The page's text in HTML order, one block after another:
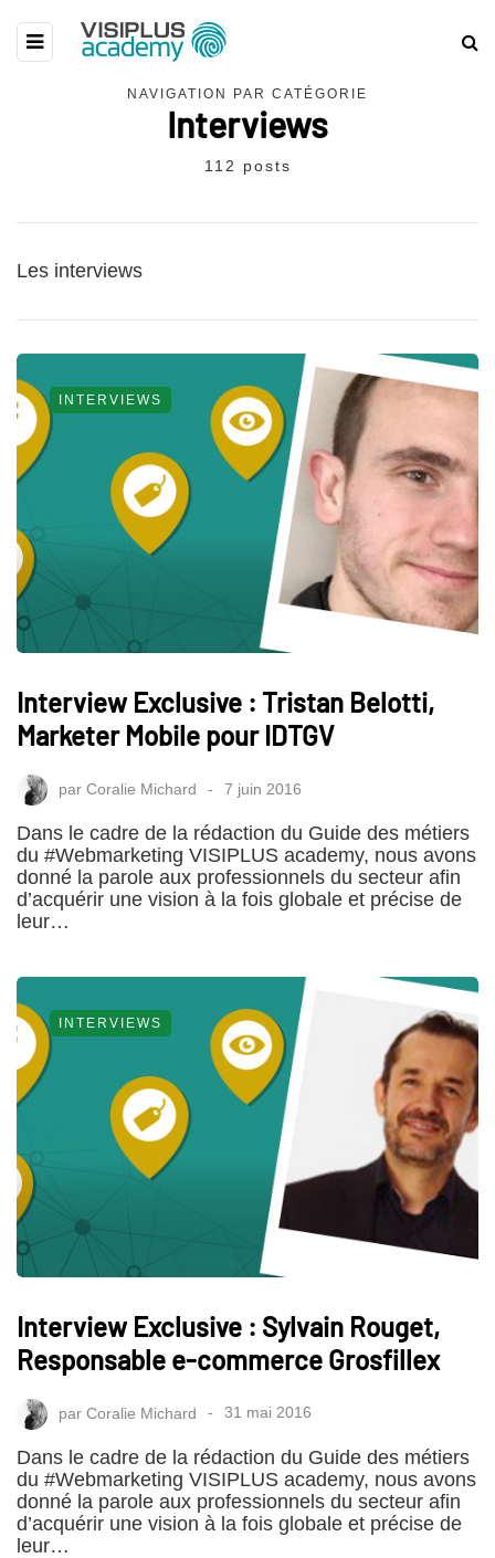
NAVIGATION PAR CATÉGORIE
Interviews
112 posts
Les interviews
INTERVIEWS
Interview Exclusive : Tristan Belotti,
Marketer Mobile pour IDTGV
par Coralie Michard 7 juin 2016
Dans le cadre de la rédaction du Guide des métiers
du #Webmarketing VISIPLUS academy, nous avons
donné la parole aux professionnels du secteur afin
d’acquérir une vision à la fois globale et précise de
leur…
INTERVIEWS
Interview Exclusive : Sylvain Rouget,
Responsable e-commerce Grosfillex
par Coralie Michard 31 mai 2016
Dans le cadre de la rédaction du Guide des métiers
du #Webmarketing VISIPLUS academy, nous avons
donné la parole aux professionnels du secteur afin
d’acquérir une vision à la fois globale et précise de
leur…